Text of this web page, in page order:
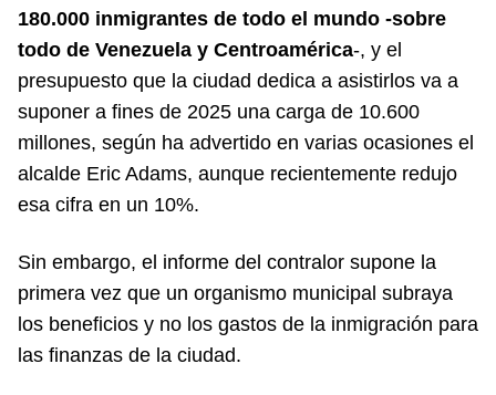
180.000 inmigrantes de todo el mundo -sobre
todo de Venezuela y Centroamérica-, y el
presupuesto que la ciudad dedica a asistirlos va a
suponer a fines de 2025 una carga de 10.600
millones, según ha advertido en varias ocasiones el
alcalde Eric Adams, aunque recientemente redujo
esa cifra en un 10%.
Sin embargo, el informe del contralor supone la
primera vez que un organismo municipal subraya
los beneficios y no los gastos de la inmigración para
las finanzas de la ciudad.